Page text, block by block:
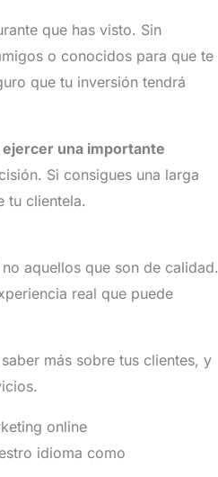
que has visto. Sin
o conocidos para que te
que tu inversión tendrá
una importante
Si consigues una larga
tu clientela.
aquellos que son de calidad.
real que puede
más sobre tus clientes, y
online
idioma como